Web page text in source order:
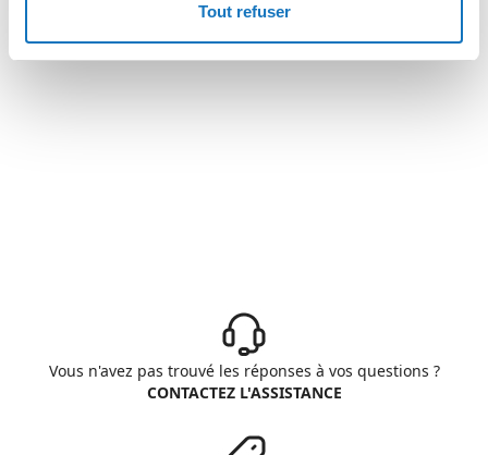
Tout refuser
Vous n'avez pas trouvé les réponses à vos questions ?
CONTACTEZ L'ASSISTANCE